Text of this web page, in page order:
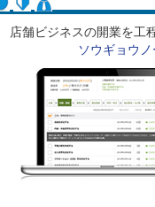
店舗ビジネスの開業を工
ソウギョウノ